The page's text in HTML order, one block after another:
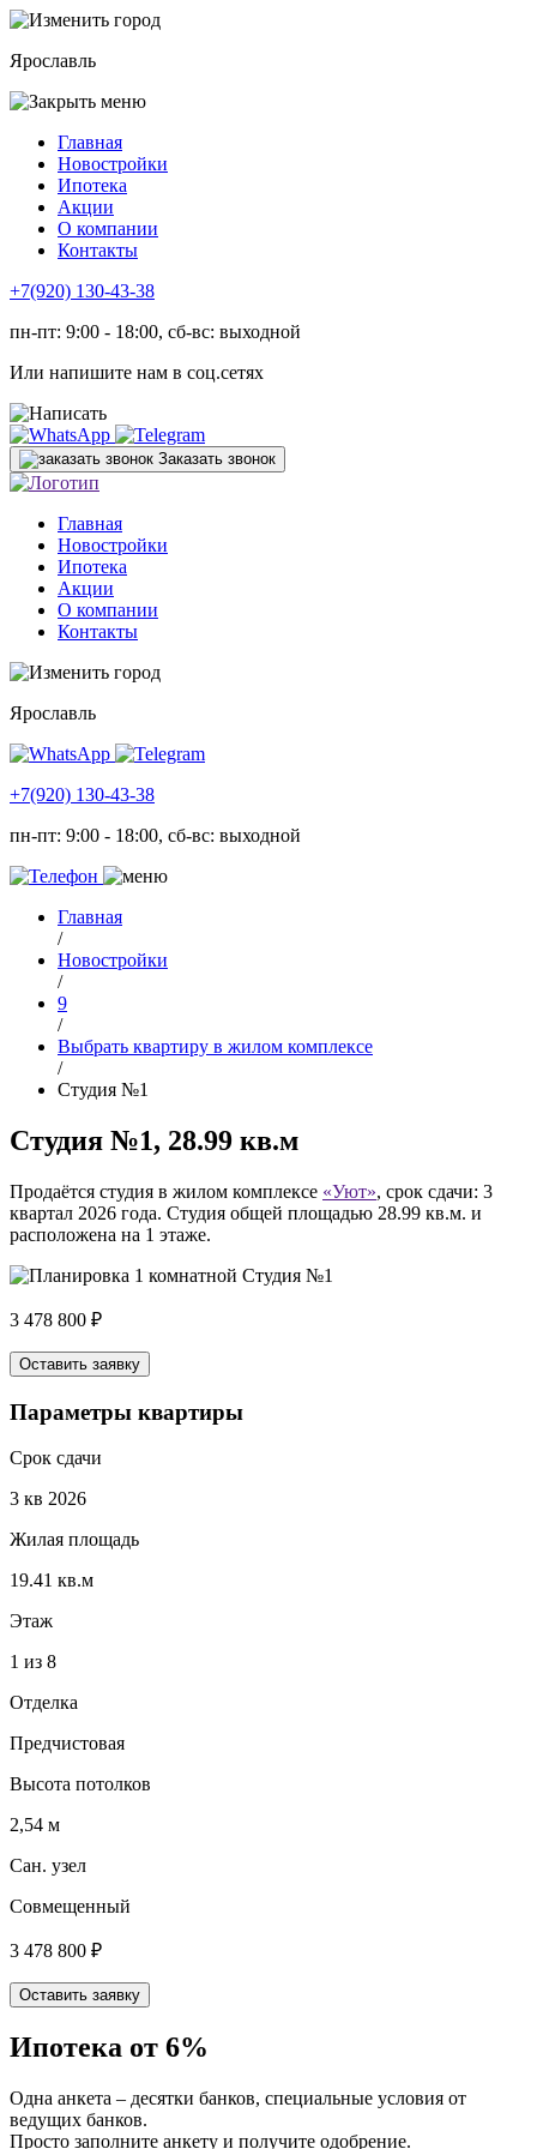
Ярославль
Главная
Новостройки
Ипотека
Акции
О компании
Контакты
+7(920) 130-43-38
пн-пт: 9:00 - 18:00, сб-вс: выходной
Или напишите нам в соц.сетях
Заказать звонок
Главная
Новостройки
Ипотека
Акции
О компании
Контакты
Ярославль
+7(920) 130-43-38
пн-пт: 9:00 - 18:00, сб-вс: выходной
Главная
/
Новостройки
/
9
/
Выбрать квартиру в жилом комплексе
/
Студия №1
Студия №1, 28.99 кв.м
Продаётся студия в жилом комплексе «Уют», срок сдачи: 3
квартал 2026 года. Студия общей площадью 28.99 кв.м. и
расположена на 1 этаже.
3 478 800 ₽
Оставить заявку
Параметры квартиры
Срок сдачи
3 кв 2026
Жилая площадь
19.41 кв.м
Этаж
1 из 8
Отделка
Предчистовая
Высота потолков
2,54 м
Сан. узел
Совмещенный
3 478 800 ₽
Оставить заявку
Ипотека от 6%
Одна анкета – десятки банков, специальные условия от
ведущих банков.
Просто заполните анкету и получите одобрение.